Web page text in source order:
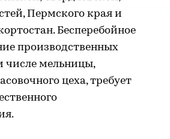
Пермского края и
Бесперебойное
производственных
числе мельницы,
цеха, требует